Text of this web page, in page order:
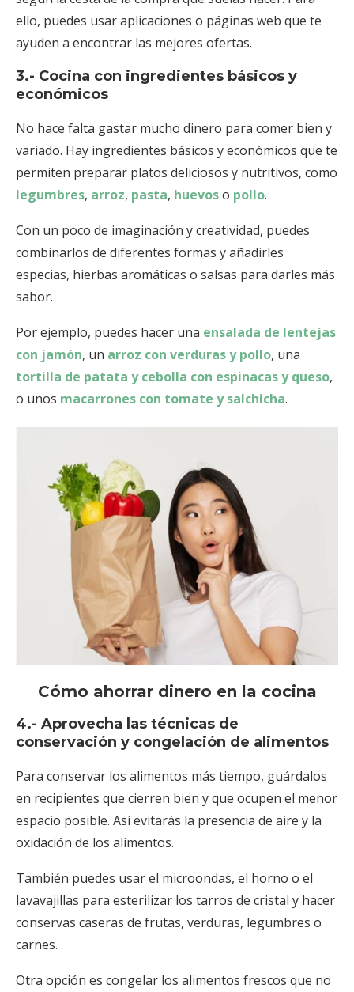
ello, puedes usar aplicaciones o páginas web que te
ayuden a encontrar las mejores ofertas.
3.- Cocina con ingredientes básicos y
económicos
No hace falta gastar mucho dinero para comer bien y
variado. Hay ingredientes básicos y económicos que te
permiten preparar platos deliciosos y nutritivos, como
legumbres, arroz, pasta, huevoso pollo.
Con un poco de imaginación y creatividad, puedes
combinarlos de diferentes formas y añadirles
especias, hierbas aromáticas o salsas para darles más
sabor.
Por ejemplo, puedes hacer una ensalada de lentejas
con jamón, un arroz con verduras y pollo, una
tortilla de patata y cebolla con espinacas y queso,
o unos macarrones con tomate y salchicha.
Cómo ahorrar dinero en la cocina
4.- Aprovecha las técnicas de
conservación y congelación de alimentos
Para conservar los alimentos más tiempo, guárdalos
en recipientes que cierren bien y que ocupen el menor
espacio posible. Así evitarás la presencia de aire y la
oxidación de los alimentos.
También puedes usar el microondas, el horno o el
lavavajillas para esterilizar los tarros de cristal y hacer
conservas caseras de frutas, verduras, legumbres o
carnes.
Otra opción es congelar los alimentos frescos que no